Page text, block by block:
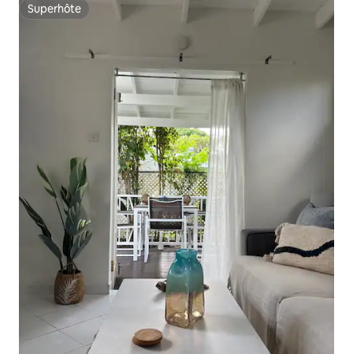
Superhôte
Superhôte